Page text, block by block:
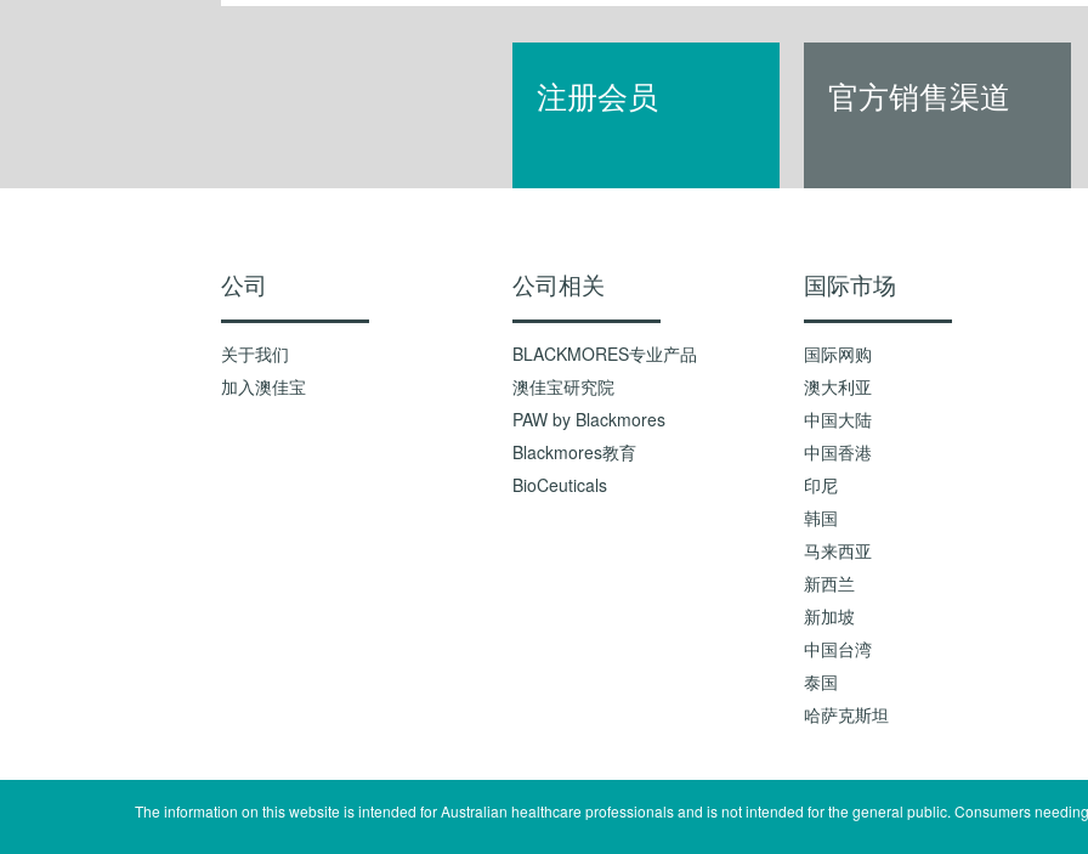
注册会员 官方销售渠道
公司
关于我们
加入澳佳宝
公司相关
BLACKMORES专业产品
澳佳宝研究院
PAW by Blackmores
Blackmores教育
BioCeuticals
国际市场
国际网购
澳大利亚
中国大陆
中国香港
印尼
韩国
马来西亚
新西兰
新加坡
中国台湾
泰国
哈萨克斯坦
The information on this website is intended for Australian healthcare professionals and is not intended for the general public. Consumers